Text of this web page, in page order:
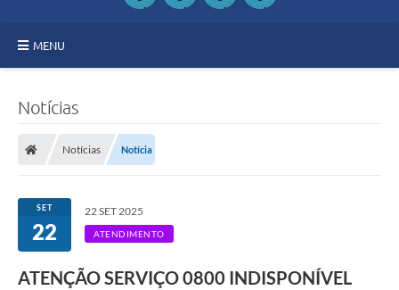
MENU
ÁGUA
COMPRAS E LICITAÇÕES
Notícias
Notícias Notícia
SET
22
22 SET 2025
ATENDIMENTO
ATENÇÃO SERVIÇO 0800 INDISPONÍVEL